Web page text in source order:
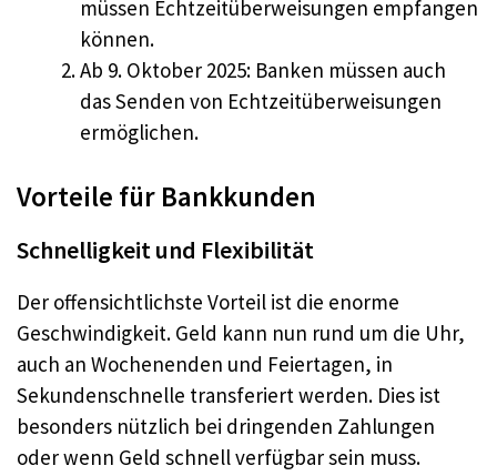
müssen Echtzeitüberweisungen empfangen
können.
Ab 9. Oktober 2025: Banken müssen auch
das Senden von Echtzeitüberweisungen
ermöglichen.
Vorteile für Bankkunden
Schnelligkeit und Flexibilität
Der offensichtlichste Vorteil ist die enorme
Geschwindigkeit. Geld kann nun rund um die Uhr,
auch an Wochenenden und Feiertagen, in
Sekundenschnelle transferiert werden. Dies ist
besonders nützlich bei dringenden Zahlungen
oder wenn Geld schnell verfügbar sein muss.